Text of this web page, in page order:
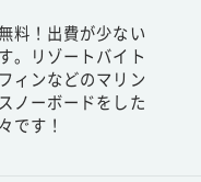
料！出費が少ない
。リゾートバイト
ィンなどのマリン
ノーボードをした
です！